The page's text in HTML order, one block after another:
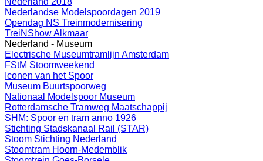
Nederlandse Modelspoordagen 2019
Opendag NS Treinmodernisering
TreiNShow Alkmaar
Nederland - Museum
Electrische Museumtramlijn Amsterdam
FStM Stoomweekend
Iconen van het Spoor
Museum Buurtspoorweg
Nationaal Modelspoor Museum
Rotterdamsche Tramweg Maatschappij
SHM: Spoor en tram anno 1926
Stichting Stadskanaal Rail (STAR)
Stoom Stichting Nederland
Stoomtram Hoorn-Medemblik